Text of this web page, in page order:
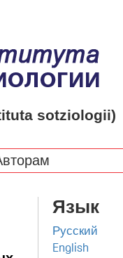
sotziologii)
Язык
Русский
English